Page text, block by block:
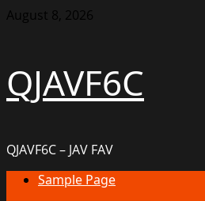
Skip
August 8, 2026
QJAVF6C
QJAVF6C – JAV FAV
PrimarySample Page